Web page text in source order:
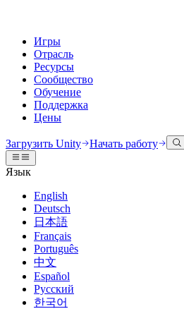
Игры
Отрасль
Ресурсы
Сообщество
Обучение
Поддержка
Цены
Движок Unity
Создавайте 2D и 3D игры для
Совместная работа
Сотрудничайте и быстро вносите
Загрузить Unity
Тарифы и цены
Развертывание
Многоплатформенность
3D сотрудничество
Создавайте и просматривайте 3D
Иммерсивное обучение
Обучение в иммерсивных средах
Пользовательские опыты
Создавайте интерактивные 3D опыты
Отрасли
Производство
Документация
Инструменты для разработчиков
Версии релизов и трекер проблем
План развития
Обзор предстоящих функций
Глоссарий
Обсуждения
События
Глобальные и местные события
Истории сообщества
Made with Unity
Показ Unity-креаторов
Unity Learn
Освойте навыки Unity бесплатно
Профессиональное обучение
Повышайте уровень своей команды
Не использовали Unity раньше
С чего начать
Приступите к обучению
Основные пути Unity
Получить помощь
Помогаем вам добиться успеха с
Планы успеха
Достигайте своих целей быстрее с
FAQ
Ответы на часто задаваемые вопросы
Связаться с нами
Свяжитесь с нашей командой
Загрузить Unity Начать работу
Язык
English
Deutsch
日本語
Français
Português
中文
Español
Русский
한국어